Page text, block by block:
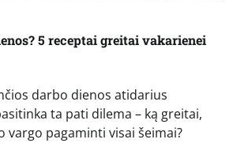
5 receptai greitai vakarienei
darbo dienos atidarius
ta pati dilema – ką greitai,
vargo pagaminti visai šeimai?